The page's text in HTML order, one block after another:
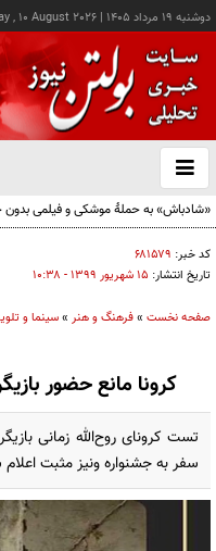
دوشنبه ۱۹ مرداد ۱۴۰۵ |
, 10 August 2026
باز
و
«شادباش» به حملۀ موشکی و فیلمی
کد خبر: ۶۸۱۵۷۹
تاریخ انتشار: ۱۵ شهريور ۱۳۹۹ - ۱۰:۳۸
صفحه نخست »فرهنگ و هنر »سینما و
کرونا مانع حضور
تست کرونای روح‌الله زمانی
سفر به جشنواره ونیز مثبت